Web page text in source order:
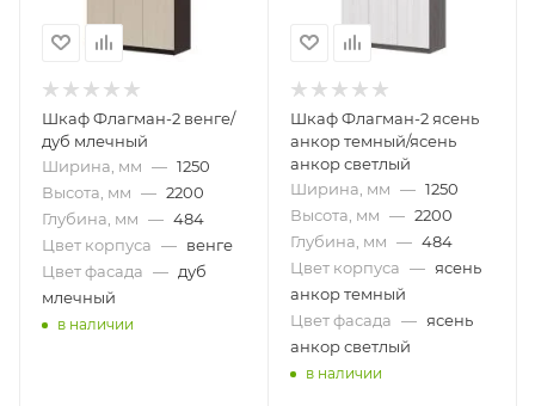
Шкаф Флагман-2 венге/
дуб млечный
Ширина, мм — 1250
Высота, мм — 2200
Глубина, мм — 484
Цвет корпуса — венге
Цвет фасада — дуб
млечный
в наличии
Шкаф Флагман-2 ясень
анкор темный/ясень
анкор светлый
Ширина, мм — 1250
Высота, мм — 2200
Глубина, мм — 484
Цвет корпуса — ясень
анкор темный
Цвет фасада — ясень
анкор светлый
в наличии